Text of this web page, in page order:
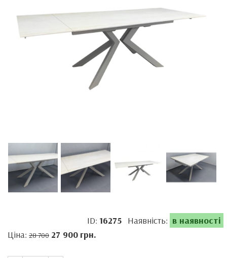
ID: 16275Наявність: в наявності
Ціна: 28 700 27 900 грн.